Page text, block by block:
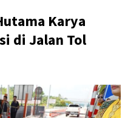
Karya
di Jalan Tol